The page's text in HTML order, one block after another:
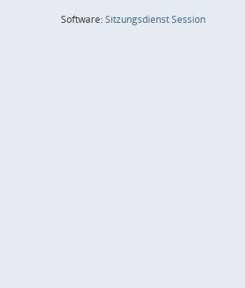
Software:SitzungsdienstSession(Wird in